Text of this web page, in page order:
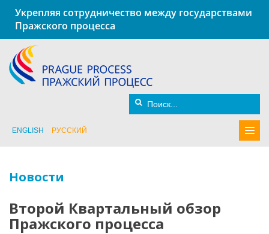
Укрепляя сотрудничество между государствами
Пражского процесса
ENGLISH РУССКИЙ
Новости
Второй Квартальный обзор
Пражского процесса